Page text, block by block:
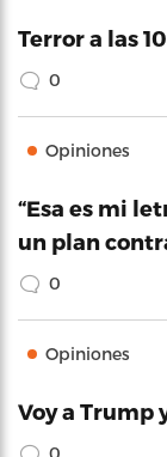
Terror a las
0
Opiniones
“Esa es mi
un plan
0
Opiniones
Voy a Trump